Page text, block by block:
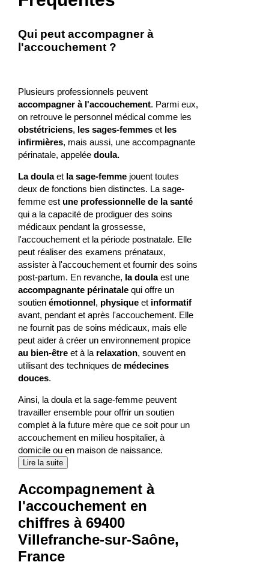
Qui peut accompagner à
l'accouchement ?
Plusieurs professionnels peuvent
accompagner à l'accouchement. Parmi eux,
on retrouve le personnel médical comme les
obstétriciens, les sages-femmeset les
infirmières, mais aussi, une accompagnante
périnatale, appelée doula.
La doulaet la sage-femmejouent toutes
deux de fonctions bien distinctes. La sage-
femme est une professionnelle de la santé
qui a la capacité de prodiguer des soins
médicaux pendant la grossesse,
l'accouchement et la période postnatale. Elle
peut réaliser des examens prénataux,
assister à l'accouchement et fournir des soins
post-partum. En revanche, la doulaest une
accompagnante périnatalequi offre un
soutien émotionnel, physique et informatif
avant, pendant et après l'accouchement. Elle
ne fournit pas de soins médicaux, mais elle
peut aider à créer un environnement propice
au bien-êtreet à la relaxation, souvent en
utilisant des techniques de médecines
douces.
Ainsi, la doula et la sage-femme peuvent
travailler ensemble pour offrir un soutien
complet à la future mère que ce soit pour un
accouchement en milieu hospitalier, à
domicile ou en maison de naissance.
Lire la suite
Accompagnement à
l'accouchement en
chiffres à 69400
Villefranche-sur-Saône,
France